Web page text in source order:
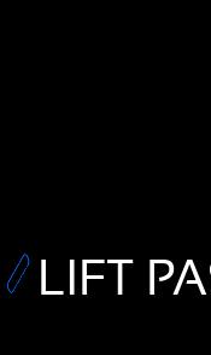
LIFT